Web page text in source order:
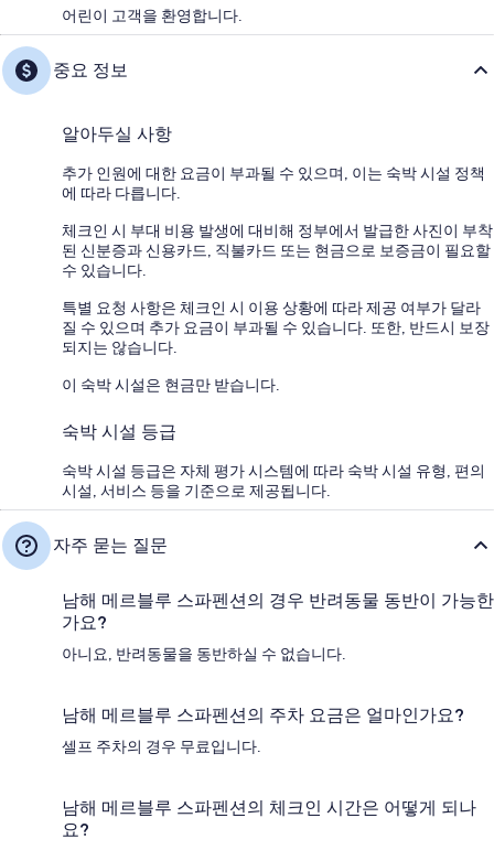
어린이 고객을 환영합니다.
중요 정보
알아두실 사항
추가 인원에 대한 요금이 부과될 수 있으며, 이는 숙박 시설 정책
에 따라 다릅니다.
체크인 시 부대 비용 발생에 대비해 정부에서 발급한 사진이 부착
된 신분증과 신용카드, 직불카드 또는 현금으로 보증금이 필요할
수 있습니다.
특별 요청 사항은 체크인 시 이용 상황에 따라 제공 여부가 달라
질 수 있으며 추가 요금이 부과될 수 있습니다. 또한, 반드시 보장
되지는 않습니다.
이 숙박 시설은 현금만 받습니다.
숙박 시설 등급
숙박 시설 등급은 자체 평가 시스템에 따라 숙박 시설 유형, 편의
시설, 서비스 등을 기준으로 제공됩니다.
자주 묻는 질문
남해 메르블루 스파펜션의 경우 반려동물 동반이 가능한
가요?
아니요, 반려동물을 동반하실 수 없습니다.
남해 메르블루 스파펜션의 주차 요금은 얼마인가요?
셀프 주차의 경우 무료입니다.
남해 메르블루 스파펜션의 체크인 시간은 어떻게 되나
요?